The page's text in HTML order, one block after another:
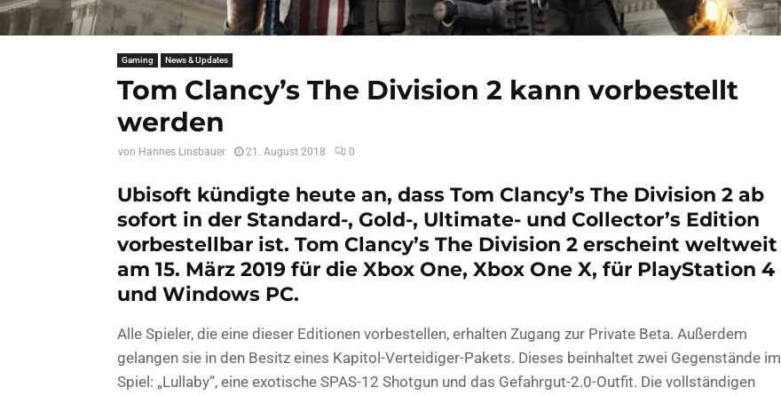
Gaming News & Updates
Tom Clancy’s The Division 2 kann vorbestellt
werden
von Hannes Linsbauer 21. August 2018 0
Ubisoft kündigte heute an, dass Tom Clancy’s The Division 2 ab
sofort in der Standard-, Gold-, Ultimate- und Collector’s Edition
vorbestellbar ist. Tom Clancy’s The Division 2 erscheint weltweit
am 15. März 2019 für die Xbox One, Xbox One X, für PlayStation 4
und Windows PC.
Alle Spieler, die eine dieser Editionen vorbestellen, erhalten Zugang zur Private Beta. Außerdem
gelangen sie in den Besitz eines Kapitol-Verteidiger-Pakets. Dieses beinhaltet zwei Gegenstände im
Spiel: „Lullaby“, eine exotische SPAS-12 Shotgun und das Gefahrgut-2.0-Outfit. Die vollständigen